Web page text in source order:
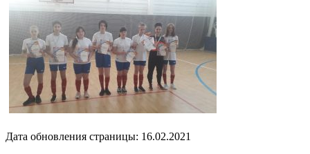
Дата обновления страницы: 16.02.2021